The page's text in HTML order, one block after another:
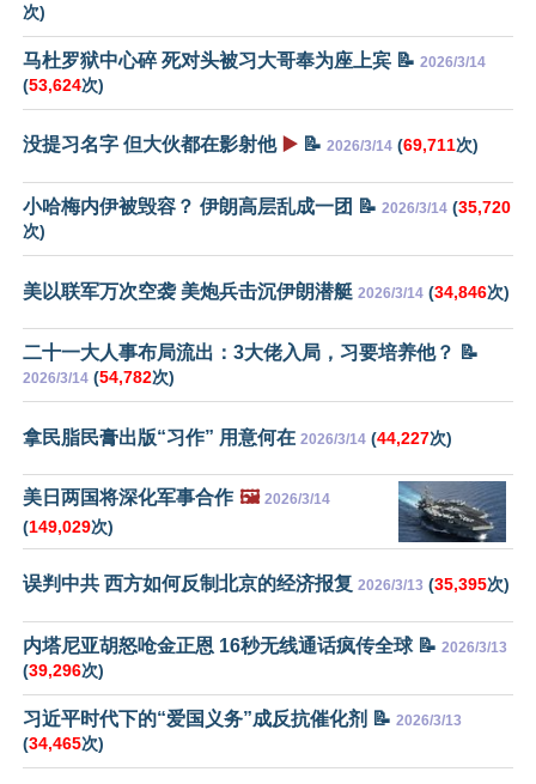
次)
马杜罗狱中心碎 死对头被习大哥奉为座上宾 📝 2026/3/14
(53,624次)
没提习名字 但大伙都在影射他 ▶️ 📝 2026/3/14 (69,711次)
小哈梅内伊被毁容？ 伊朗高层乱成一团 📝 2026/3/14 (35,720
次)
美以联军万次空袭 美炮兵击沉伊朗潜艇 2026/3/14 (34,846次)
二十一大人事布局流出：3大佬入局，习要培养他？ 📝
2026/3/14 (54,782次)
拿民脂民膏出版“习作” 用意何在 2026/3/14 (44,227次)
美日两国将深化军事合作 🖼️ 2026/3/14
(149,029次)
误判中共 西方如何反制北京的经济报复 2026/3/13 (35,395次)
内塔尼亚胡怒呛金正恩 16秒无线通话疯传全球 📝 2026/3/13
(39,296次)
习近平时代下的“爱国义务”成反抗催化剂 📝 2026/3/13
(34,465次)